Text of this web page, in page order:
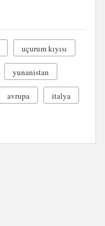
uçurum kıyısı
yunanistan
avrupa italya